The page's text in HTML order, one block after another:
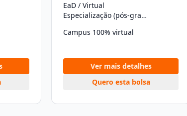
EaD / Virtual
Especialização (pós-graduação)
Campus 100% virtual
Ver mais detalhes
Quero esta bolsa